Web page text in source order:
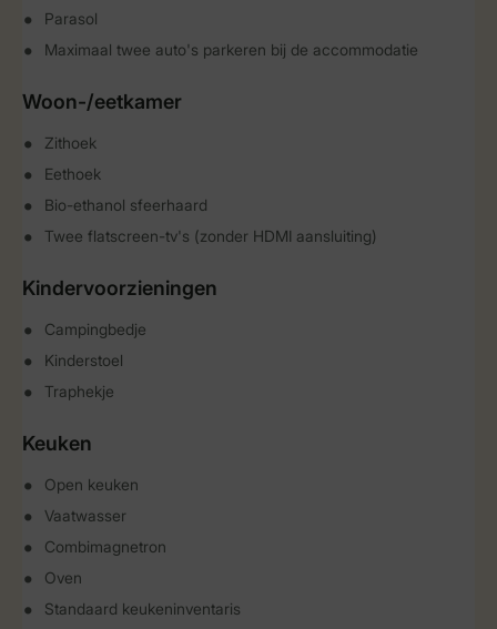
Parasol
Maximaal twee auto's parkeren bij de accommodatie
Woon-/eetkamer
Zithoek
Eethoek
Bio-ethanol sfeerhaard
Twee flatscreen-tv's (zonder HDMI aansluiting)
Kindervoorzieningen
Campingbedje
Kinderstoel
Traphekje
Keuken
Open keuken
Vaatwasser
Combimagnetron
Oven
Standaard keukeninventaris